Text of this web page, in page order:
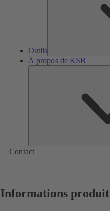
Outils
À propos de KSB
Contact
Informations produit